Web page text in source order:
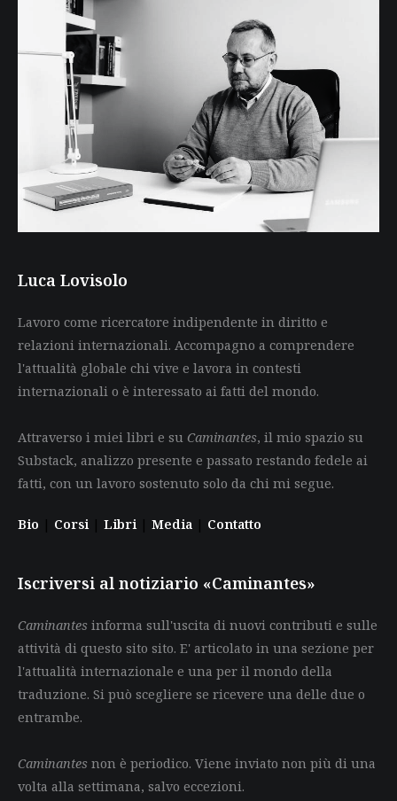
Luca Lovisolo
Lavoro come ricercatore indipendente in diritto e
relazioni internazionali. Accompagno a comprendere
l'attualità globale chi vive e lavora in contesti
internazionali o è interessato ai fatti del mondo.
Attraverso i miei libri e su Caminantes, il mio spazio su
Substack, analizzo presente e passato restando fedele ai
fatti, con un lavoro sostenuto solo da chi mi segue.
Bio | Corsi | Libri | Media | Contatto
Iscriversi al notiziario «Caminantes»
Caminantes informa sull'uscita di nuovi contributi e sulle
attività di questo sito sito. E' articolato in una sezione per
l'attualità internazionale e una per il mondo della
traduzione. Si può scegliere se ricevere una delle due o
entrambe.
Caminantes non è periodico. Viene inviato non più di una
volta alla settimana, salvo eccezioni.